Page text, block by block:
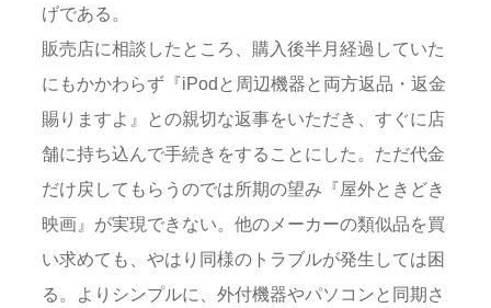
げである。
販売店に相談したところ、購入後半月経過していた
にもかかわらず『iPodと周辺機器と両方返品・返金
賜りますよ』との親切な返事をいただき、すぐに店
舗に持ち込んで手続きをすることにした。ただ代金
だけ戻してもらうのでは所期の望み『屋外ときどき
映画』が実現できない。他のメーカーの類似品を買
い求めても、やはり同様のトラブルが発生しては困
る。よりシンプルに、外付機器やパソコンと同期さ